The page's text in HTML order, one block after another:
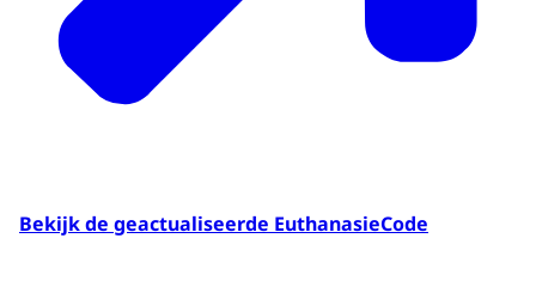
Bekijk de geactualiseerde EuthanasieCode